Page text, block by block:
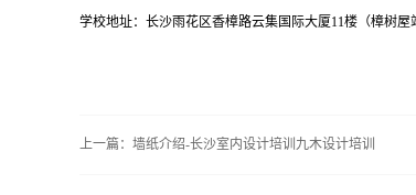
学校地址：长沙雨花区香樟路云集国际大厦11楼（樟树屋
上一篇： 墙纸介绍-长沙室内设计培训九木设计培训